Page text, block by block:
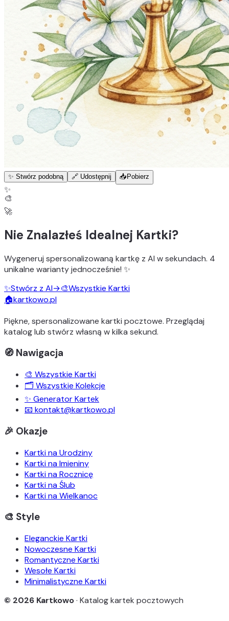
✨ Stwórz podobną 🔗 Udostępnij 📥 Pobierz
✨
🎨
🚀
Nie Znalazłeś Idealnej Kartki?
Wygeneruj spersonalizowaną kartkę z AI w sekundach. 4
unikalne wariantyjednocześnie! ✨
✨Stwórz z AI→🎨Wszystkie Kartki
🏠kartkowo.pl
Piękne, spersonalizowane kartki pocztowe. Przeglądaj
katalog lub stwórz własną w kilka sekund.
🧭 Nawigacja
🎨 Wszystkie Kartki
🗂️ Wszystkie Kolekcje
✨ Generator Kartek
📧 kontakt@kartkowo.pl
🎉 Okazje
Kartki na Urodziny
Kartki na Imieniny
Kartki na Rocznicę
Kartki na Ślub
Kartki na Wielkanoc
🎨 Style
Eleganckie Kartki
Nowoczesne Kartki
Romantyczne Kartki
Wesołe Kartki
Minimalistyczne Kartki
© 2026 Kartkowo· Katalog kartek pocztowych